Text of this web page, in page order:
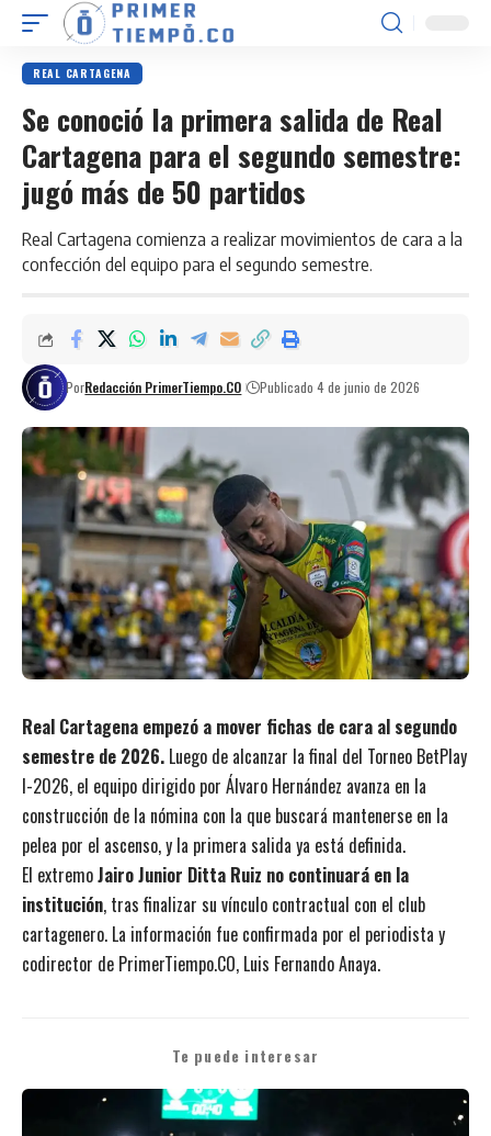
REAL CARTAGENA
Se conoció la primera salida de Real
Cartagena para el segundo semestre:
jugó más de 50 partidos
Real Cartagena comienza a realizar movimientos de cara a la
confección del equipo para el segundo semestre.
PorRedacción PrimerTiempo.CO Publicado 4 de junio de 2026
Real Cartagena empezó a mover fichas de cara al segundo
semestre de 2026. Luego de alcanzar la final del Torneo BetPlay
I-2026, el equipo dirigido por Álvaro Hernández avanza en la
construcción de la nómina con la que buscará mantenerse en la
pelea por el ascenso, y la primera salida ya está definida.
El extremoJairo Junior Ditta Ruiz no continuará en la
institución, tras finalizar su vínculo contractual con el club
cartagenero. La información fue confirmada por el periodista y
codirector de PrimerTiempo.CO, Luis Fernando Anaya.
Te puede interesar